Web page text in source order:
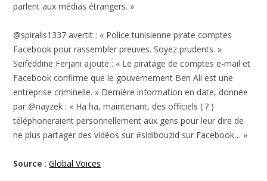
parlent aux médias étrangers. »
@spiralis1337 avertit : « Police tunisienne pirate comptes
Facebook pour rassembler preuves. Soyez prudents. »
Seifeddine Ferjani ajoute : « Le piratage de comptes e-mail et
Facebook confirme que le gouvernement Ben Ali est une
entreprise criminelle. » Dernière information en date, donnée
par @nayzek : « Ha ha, maintenant, des officiels ( ? )
téléphoneraient personnellement aux gens pour leur dire de
ne plus partager des vidéos sur #sidibouzid sur Facebook… »
Source :Global Voices